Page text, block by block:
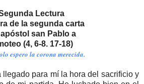
Lectura
de la segunda carta
san Pablo a
(4, 6-8. 17-18)
espero la corona merecida.
llegado para mí la hora del sacrificio y